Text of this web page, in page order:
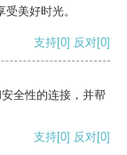
美好时光。
支持[0] 反对[0]
全性的连接，并帮
支持[0] 反对[0]